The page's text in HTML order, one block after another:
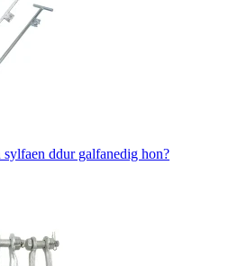
ddur galfanedig hon?